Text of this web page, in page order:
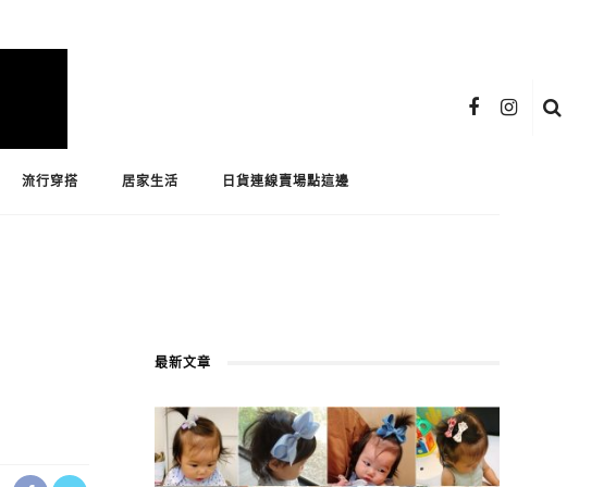
流行穿搭 居家生活 日貨連線賣場點這邊
最新文章